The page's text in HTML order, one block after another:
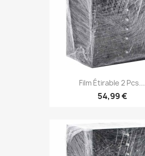
Film Étirable 2 Pcs...
54,99 €